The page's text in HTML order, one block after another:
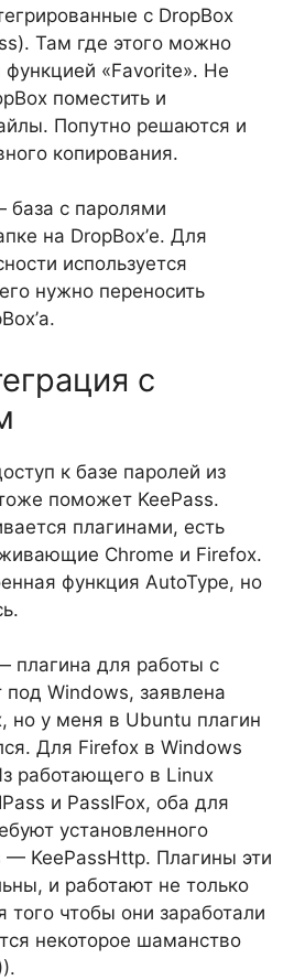
с DropBox
Там где этого можно
функцией «Favorite». Не
поместить и
Попутно решаются и
копирования.
база с паролями
на DropBox’е. Для
используется
нужно переносить
с
к базе паролей из
поможет KeePass.
плагинами, есть
Chrome и Firefox.
функция AutoType, но
плагина для работы с
под Windows, заявлена
но у меня в Ubuntu плагин
Для Firefox в Windows
работающего в Linux
и PassIFox, оба для
установленного
— KeePassHttp. Плагины эти
и работают не только
того чтобы они заработали
некоторое шаманство